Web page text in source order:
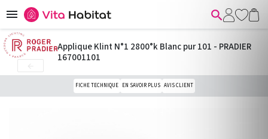
 
Applique Klint N°1 2800°k Blanc pur 101 - PRADIER
167001101
FICHE TECHNIQUE EN SAVOIR PLUS AVIS CLIENT